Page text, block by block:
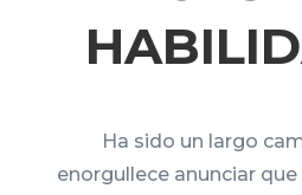
Ha sido un largo
enorgullece anunciar